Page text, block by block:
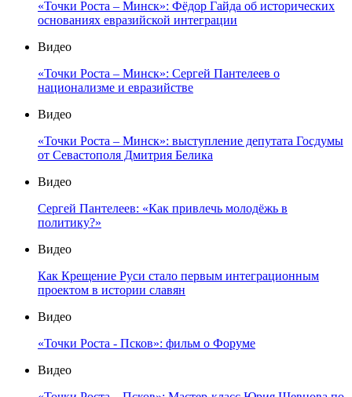
«Точки Роста – Минск»: Фёдор Гайда об исторических
основаниях евразийской интеграции
Видео
«Точки Роста – Минск»: Сергей Пантелеев о
национализме и евразийстве
Видео
«Точки Роста – Минск»: выступление депутата Госдумы
от Севастополя Дмитрия Белика
Видео
Сергей Пантелеев: «Как привлечь молодёжь в
политику?»
Видео
Как Крещение Руси стало первым интеграционным
проектом в истории славян
Видео
«Точки Роста - Псков»: фильм о Форуме
Видео